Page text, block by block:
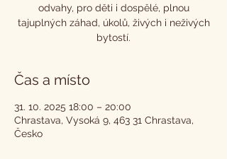
odvahy, pro děti i dospělé, plnou
tajuplných záhad, úkolů, živých i neživých
bytostí.
Čas a místo
31. 10. 2025 18:00 – 20:00
Chrastava, Vysoká 9, 463 31 Chrastava,
Česko